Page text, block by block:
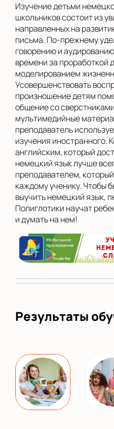
Изучение детьми
школьников состоит из
направленных на
письма. По-прежнему
говорению и
времени за проработкой
моделированием
Усовершенствовать
произношение детям
общение со
мультимедийные
преподаватель
изучения иностранного.
английским, который
немецкий язык лучше
преподавателем,
каждому ученику. Чтобы
выучить немецкий язык,
Полиглотики научат
и думать на нем!
Результаты